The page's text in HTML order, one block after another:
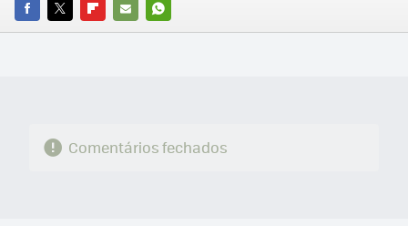
FACEBOOK
TWITTERFLIPBOARD
E-
WHATSAPP
Comentários fechados